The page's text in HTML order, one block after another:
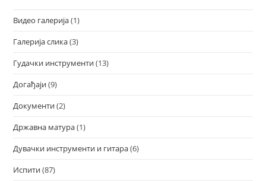
Видео галерија(1)
Галерија слика(3)
Гудачки инструменти(13)
Догађаји(9)
Документи(2)
Државна матура(1)
Дувачки инструменти и гитара(6)
Испити(87)